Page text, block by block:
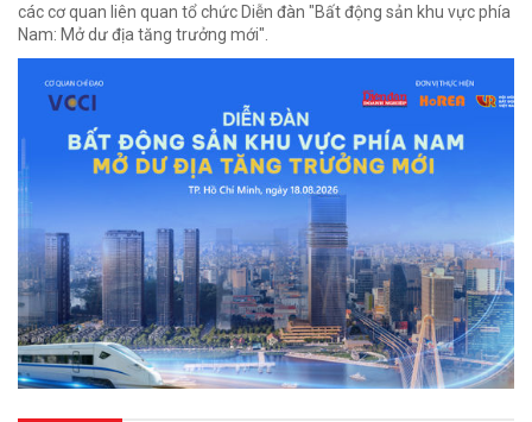
các cơ quan liên quan tổ chức Diễn đàn "Bất động sản khu vực phía
Nam: Mở dư địa tăng trưởng mới".